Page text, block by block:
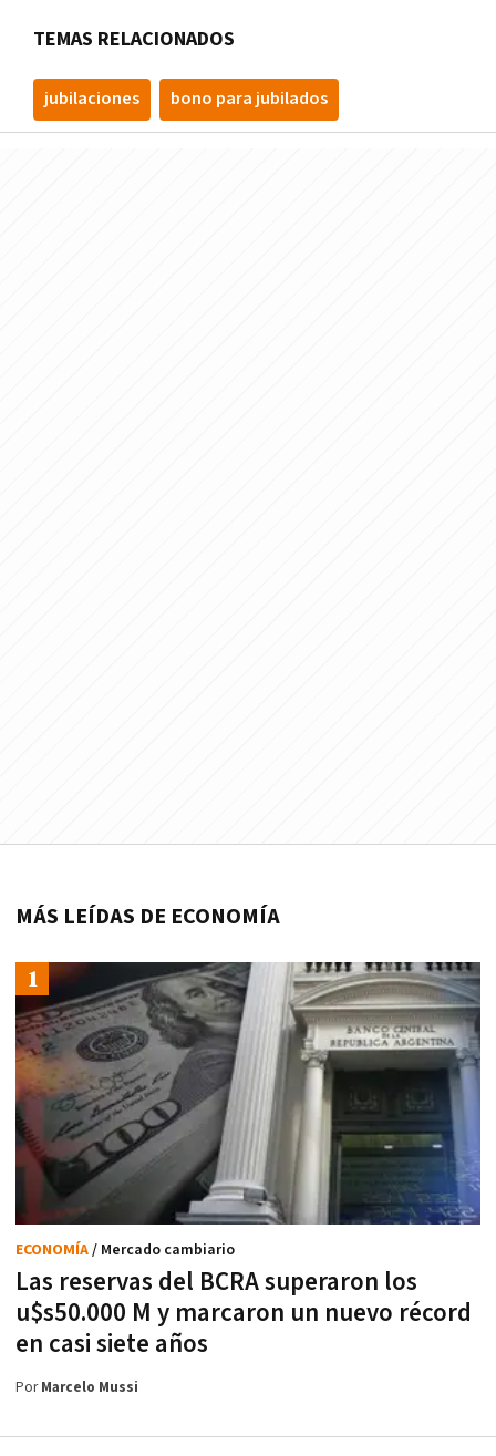
TEMAS RELACIONADOS
jubilaciones bono para jubilados
MÁS LEÍDAS DE ECONOMÍA
Las reservas del BCRA superaron los
u$s50.000 M y marcaron un nuevo récord
en casi siete años
ECONOMÍA/ Mercado cambiario
PorMarcelo Mussi